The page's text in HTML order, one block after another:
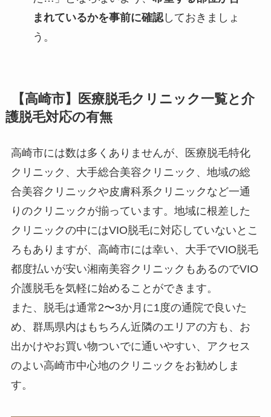
まれているかを事前に確認しておきましょ
う。
【高崎市】医療脱毛クリニック一覧と介
護脱毛対応の有無
高崎市には数は多くありませんが、医療脱毛特化
クリニック、大手総合美容クリニック、地域の総
合美容クリニックや皮膚科系クリニックなど一通
りのクリニックが揃っています。地域に根差した
クリニックの中にはVIO脱毛に対応していないとこ
ろもありますが、高崎市には幸い、大手でVIO脱毛
都度払いが安い湘南美容クリニックもあるのでVIO
介護脱毛を気軽に始めることができます。
また、脱毛は通常2〜3か月に1度の通院で良いた
め、群馬県内はもちろん近隣のエリアの方も、お
出かけやお買い物ついでに通いやすい、アクセス
のよい高崎市中心地のクリニックをお勧めしま
す。